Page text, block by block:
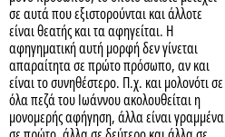
σε αυτά που εξιστορούνται και άλλοτε
είναι θεατής και τα αφηγείται. Η
αφηγηματική αυτή μορφή δεν γίνεται
απαραίτητα σε πρώτο πρόσωπο, αν και
είναι το συνηθέστερο. Π.χ. και μολονότι σε
όλα πεζά του Ιωάννου ακολουθείται η
μονομερής αφήγηση, άλλα είναι γραμμένα